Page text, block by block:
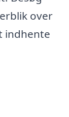
over
indhente